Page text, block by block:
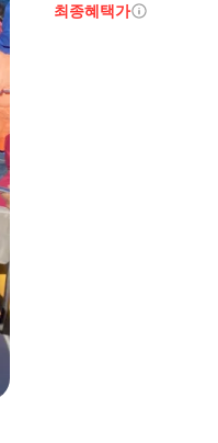
최종혜택가